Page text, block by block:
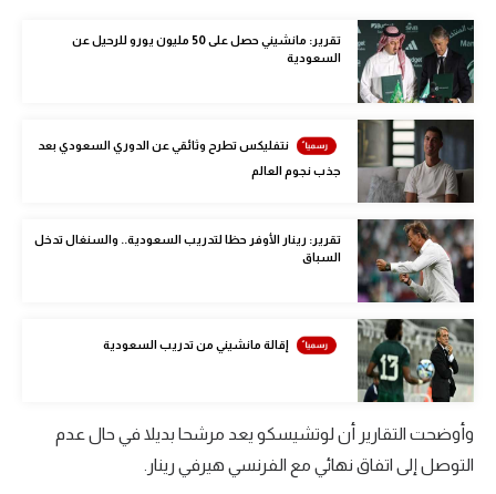
كرة يد
كرة طائرة
الوطن العربي
في المونديال
رياضة نسائية
آسيا
أمريكا
ركن الألعاب
أقسام خاصة
Gamers
تقرير: مانشيني حصل على 50 مليون يورو للرحيل عن
السعودية
نتفليكس تطرح وثائقي عن الدوري السعودي بعد
جذب نجوم العالم
تقرير: رينار الأوفر حظا لتدريب السعودية.. والسنغال تدخل
السباق
إقالة مانشيني من تدريب السعودية
وأوضحت التقارير أن لوتشيسكو يعد مرشحا بديلا في حال عدم
التوصل إلى اتفاق نهائي مع الفرنسي هيرفي رينار.